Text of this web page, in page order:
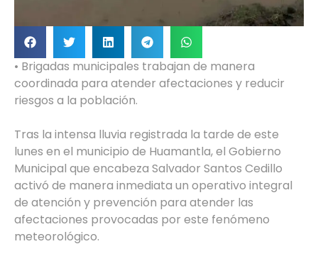
• Brigadas municipales trabajan de manera
coordinada para atender afectaciones y reducir
riesgos a la población.
Tras la intensa lluvia registrada la tarde de este
lunes en el municipio de Huamantla, el Gobierno
Municipal que encabeza Salvador Santos Cedillo
activó de manera inmediata un operativo integral
de atención y prevención para atender las
afectaciones provocadas por este fenómeno
meteorológico.